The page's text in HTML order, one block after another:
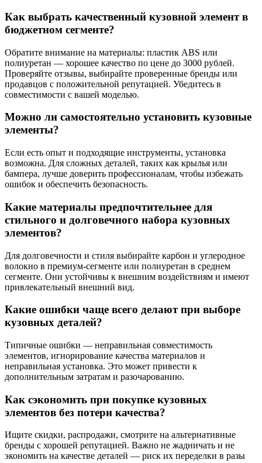
Как выбрать качественный кузовной элемент в
бюджетном сегменте?
Обратите внимание на материалы: пластик ABS или
полиуретан — хорошее качество по цене до 3000 рублей.
Проверяйте отзывы, выбирайте проверенные бренды или
продавцов с положительной репутацией. Убедитесь в
совместимости с вашей моделью.
Можно ли самостоятельно установить кузовные
элементы?
Если есть опыт и подходящие инструменты, установка
возможна. Для сложных деталей, таких как крылья или
бампера, лучше доверить профессионалам, чтобы избежать
ошибок и обеспечить безопасность.
Какие материалы предпочтительнее для
стильного и долговечного набора кузовных
элементов?
Для долговечности и стиля выбирайте карбон и углеродное
волокно в премиум-сегменте или полиуретан в среднем
сегменте. Они устойчивы к внешним воздействиям и имеют
привлекательный внешний вид.
Какие ошибки чаще всего делают при выборе
кузовных деталей?
Типичные ошибки — неправильная совместимость
элементов, игнорирование качества материалов и
неправильная установка. Это может привести к
дополнительным затратам и разочарованию.
Как сэкономить при покупке кузовных
элементов без потери качества?
Ищите скидки, распродажи, смотрите на альтернативные
бренды с хорошей репутацией. Важно не жадничать и не
экономить на качестве деталей — риск их переделки в разы